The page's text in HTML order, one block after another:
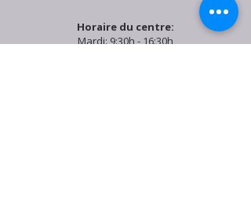
Horaire du centre:
Mardi: 9:30h - 16:30h